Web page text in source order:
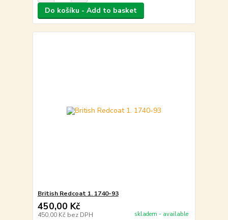
Do košíku - Add to basket
British Redcoat 1. 1740-93
450,00 Kč
450,00 Kč bez DPH skladem - available